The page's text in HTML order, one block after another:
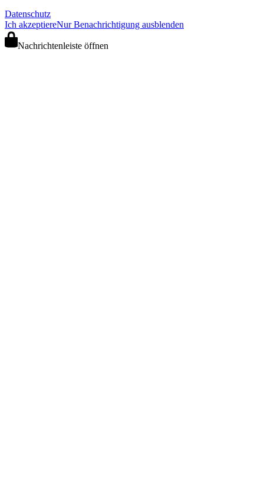
Datenschutz
Ich akzeptiereNur Benachrichtigung ausblenden
Nachrichtenleiste öffnen